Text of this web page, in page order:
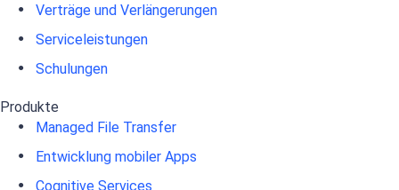
Verträge und Verlängerungen
Serviceleistungen
Schulungen
Produkte
Managed File Transfer
Entwicklung mobiler Apps
Cognitive Services